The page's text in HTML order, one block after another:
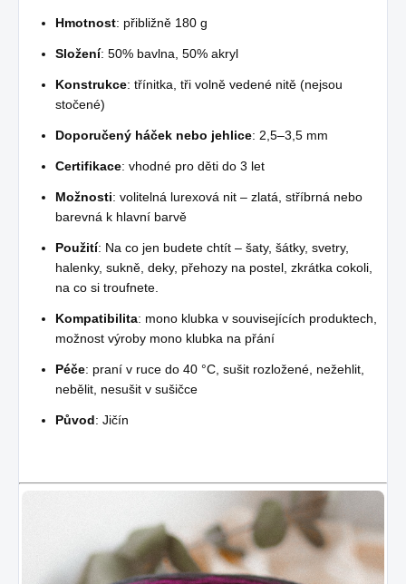
Hmotnost: přibližně 180 g
Složení: 50% bavlna, 50% akryl
Konstrukce: třínitka, tři volně vedené nitě (nejsou
stočené)
Doporučený háček nebo jehlice: 2,5–3,5 mm
Certifikace: vhodné pro děti do 3 let
Možnosti: volitelná lurexová nit – zlatá, stříbrná nebo
barevná k hlavní barvě
Použití: Na co jen budete chtít – šaty, šátky, svetry,
halenky, sukně, deky, přehozy na postel, zkrátka cokoli,
na co si troufnete.
Kompatibilita: mono klubka v souvisejících produktech,
možnost výroby mono klubka na přání
Péče: praní v ruce do 40 °C, sušit rozložené, nežehlit,
nebělit, nesušit v sušičce
Původ: Jičín